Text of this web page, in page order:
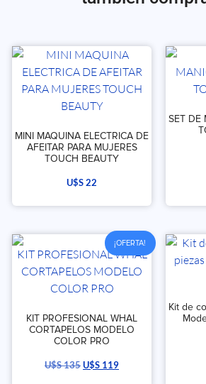
MINI MAQUINA ELECTRICA DE
AFEITAR PARA MUJERES
TOUCH BEAUTY
U$S22
SET DE
¡OFERTA!
KIT PROFESIONAL WHAL
CORTAPELOS MODELO
COLOR PRO
U$S135U$S 119
Kit de